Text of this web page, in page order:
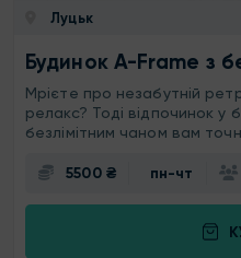
Луцьк
Будинок A-Frame з
Мрієте про незабутній
релакс? Тоді відпочинок у
безлімітним чаном вам
5500 ₴ пн-чт